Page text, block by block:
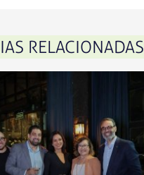
RELACIONADAS